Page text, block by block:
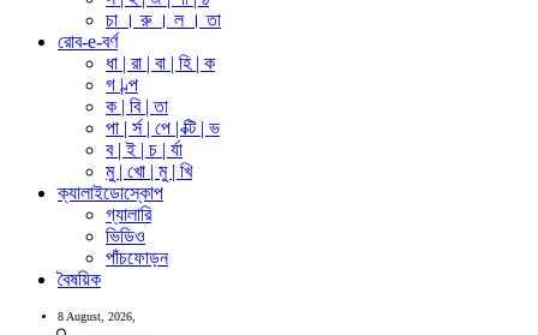
চা । রু । ল । তা
রোব-e-বর্ণ
ধা | রা | বা | হি | ক
গ | ল্প
ক | বি | তা
পা | র্স | পে | ক্টি | ভ
ব | ই | চ | র্যা
মু | খো | মু | খি
ক্যালাইডোস্কোপ
গ্যালারি
ভিডিও
পাঁচফোড়ন
বৈষয়িক
8 August, 2026,